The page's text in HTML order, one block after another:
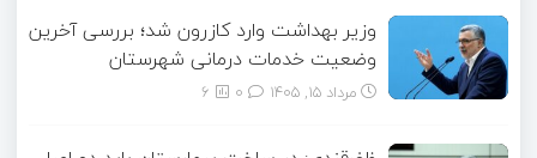
وزیر بهداشت وارد کازرون شد؛ بررسی آخرین
وضعیت خدمات درمانی شهرستان
مرداد ۱۵, ۱۴۰۵ 6